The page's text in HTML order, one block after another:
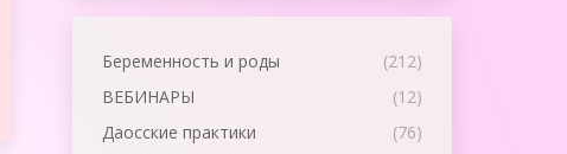
Беременность и роды
(212)
ВЕБИНАРЫ
(12)
Даосские практики
(76)